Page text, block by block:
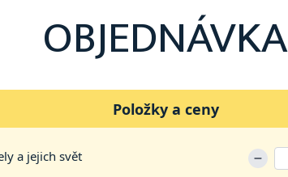
OBJEDNÁVKA
Položky a ceny
a jejich svět